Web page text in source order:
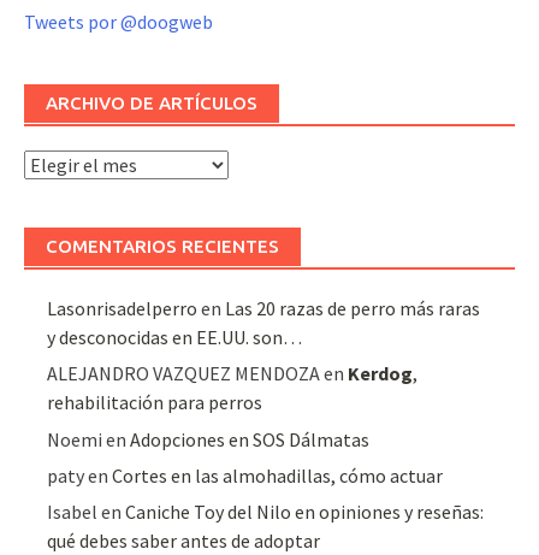
Tweets por @doogweb
ARCHIVO DE ARTÍCULOS
Archivo
COMENTARIOS RECIENTES
Lasonrisadelperro en Las 20 razas de perro más raras
y desconocidas en EE.UU. son…
ALEJANDRO VAZQUEZ MENDOZAen Kerdog,
rehabilitación para perros
Noemi enAdopciones en SOS Dálmatas
patyenCortes en las almohadillas, cómo actuar
Isabel enCaniche Toy del Nilo en opiniones y reseñas:
qué debes saber antes de adoptar